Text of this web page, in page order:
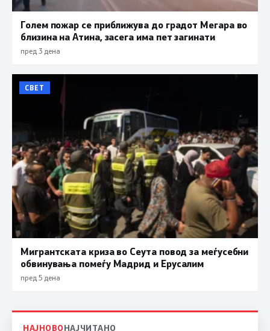
Голем пожар се приближува до градот Мегара во
близина на Атина, засега има пет загинати
пред 3 дена
СВЕТ
Мигрантската криза во Сеута повод за меѓусебни
обвинувања помеѓу Мадрид и Ерусалим
пред 5 дена
НАЈНОВОНАЈЧИТАНО